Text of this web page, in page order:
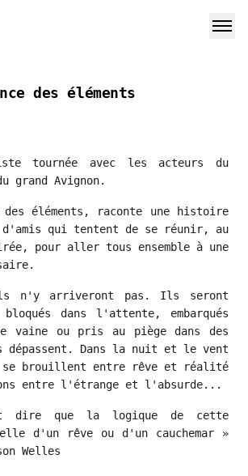
des éléments
tournée avec les acteurs du
grand Avignon.
éléments, raconte une histoire
qui tentent de se réunir, au
pour aller tous ensemble à une
n'y arriveront pas. Ils seront
bloqués dans l'attente, embarqués
vaine ou pris au piège dans des
dépassent. Dans la nuit et le vent
brouillent entre rêve et réalité
entre l'étrange et l'absurde...
dire que la logique de cette
d'un rêve ou d'un cauchemar »
Welles